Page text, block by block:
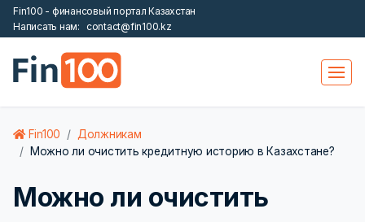
Fin100 - финансовый портал Казахстан
Написать нам:
contact@fin100.kz
Fin100
Должникам
Можно ли очистить кредитную историю в Казахстане?
Можно ли очистить